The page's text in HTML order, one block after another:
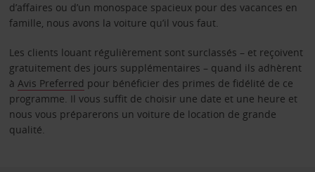
d’affaires ou d’un monospace spacieux pour des vacances en
famille, nous avons la voiture qu’il vous faut.
Les clients louant régulièrement sont surclassés – et reçoivent
gratuitement des jours supplémentaires – quand ils adhèrent
à Avis Preferred pour bénéficier des primes de fidélité de ce
programme. Il vous suffit de choisir une date et une heure et
nous vous préparerons un voiture de location de grande
qualité.